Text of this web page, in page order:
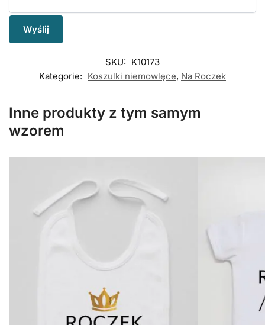
SKU: K10173
Kategorie: Koszulki niemowlęce, Na Roczek
Inne produkty z tym samym
wzorem